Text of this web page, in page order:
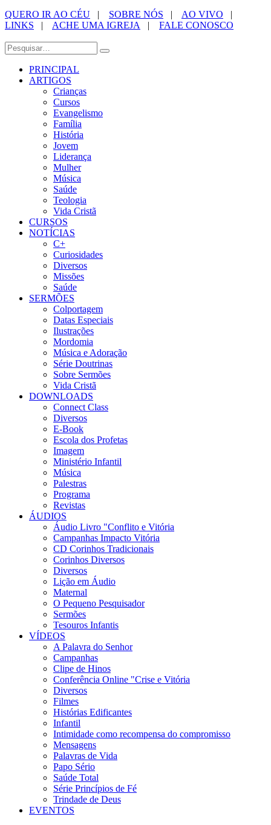
QUERO IR AO CÉU | SOBRE NÓS | AO VIVO |
LINKS | ACHE UMA IGREJA | FALE CONOSCO
PRINCIPAL
ARTIGOS
Crianças
Cursos
Evangelismo
Família
História
Jovem
Liderança
Mulher
Música
Saúde
Teologia
Vida Cristã
CURSOS
NOTÍCIAS
C+
Curiosidades
Diversos
Missões
Saúde
SERMÕES
Colportagem
Datas Especiais
Ilustrações
Mordomia
Música e Adoração
Série Doutrinas
Sobre Sermões
Vida Cristã
DOWNLOADS
Connect Class
Diversos
E-Book
Escola dos Profetas
Imagem
Ministério Infantil
Música
Palestras
Programa
Revistas
ÁUDIOS
Áudio Livro "Conflito e Vitória
Campanhas Impacto Vitória
CD Corinhos Tradicionais
Corinhos Diversos
Diversos
Lição em Áudio
Maternal
O Pequeno Pesquisador
Sermões
Tesouros Infantis
VÍDEOS
A Palavra do Senhor
Campanhas
Clipe de Hinos
Conferência Online "Crise e Vitória
Diversos
Filmes
Histórias Edificantes
Infantil
Intimidade como recompensa do compromisso
Mensagens
Palavras de Vida
Papo Sério
Saúde Total
Série Princípios de Fé
Trindade de Deus
EVENTOS